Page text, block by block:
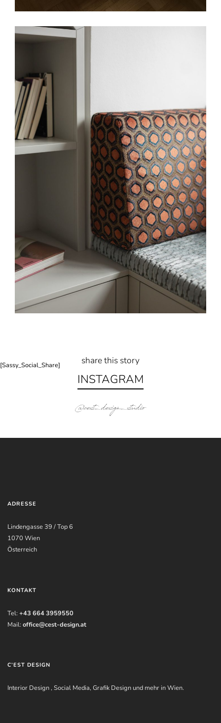
share this story
[Sassy_Social_Share]
INSTAGRAM
@cest_design_studio
ADRESSE
Lindengasse 39 / Top 6
1070 Wien
Österreich
KONTAKT
Tel: +43 664 3959550
Mail: office@cest-design.at
C’EST DESIGN
Interior Design , Social Media, Grafik Design und mehr in Wien.